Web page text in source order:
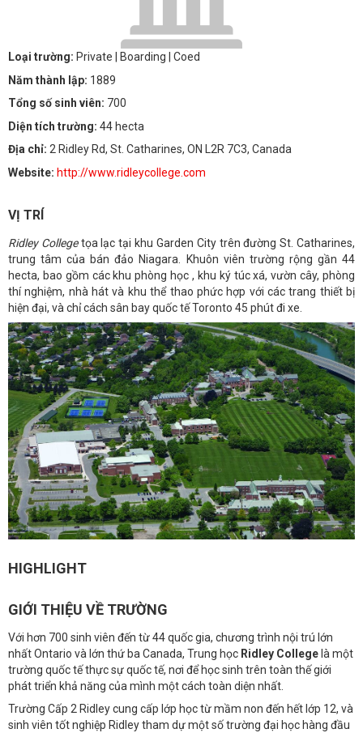
Loại trường: Private | Boarding
| Coed
Năm thành lập: 1889
Tổng số sinh viên: 700
Diện tích trường: 44 hecta
Địa chỉ: 2 Ridley Rd, St. Catharines, ON L2R 7C3, Canada
Website: http://www.ridleycollege.com
VỊ TRÍ
Ridley Collegetọa lạc tại khu Garden City trên đường St. Catharines,
trung tâm của bán đảo Niagara. Khuôn viên trường rộng gần 44
hecta, bao gồm các khu phòng học , khu ký túc xá, vườn cây, phòng
thí nghiệm, nhà hát và khu thể thao phức hợp với các trang thiết bị
hiện đại, và chỉ cách sân bay quốc tế Toronto 45 phút đi xe.
HIGHLIGHT
GIỚI THIỆU VỀ TRƯỜNG
Với hơn 700 sinh viên đến từ 44 quốc gia, chương trình nội trú lớn
nhất Ontario và lớn thứ ba Canada, Trung học Ridley Collegelà một
trường quốc tế thực sự quốc tế, nơi để học sinh trên toàn thế giới
phát triển khả năng của mình một cách toàn diện nhất.
Trường Cấp 2 Ridley cung cấp lớp học từ mầm non đến hết lớp 12, và
sinh viên tốt nghiệp Ridley tham dự một số trường đại học hàng đầu